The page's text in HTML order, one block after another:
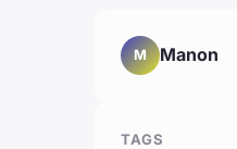
M Manon
TAGS